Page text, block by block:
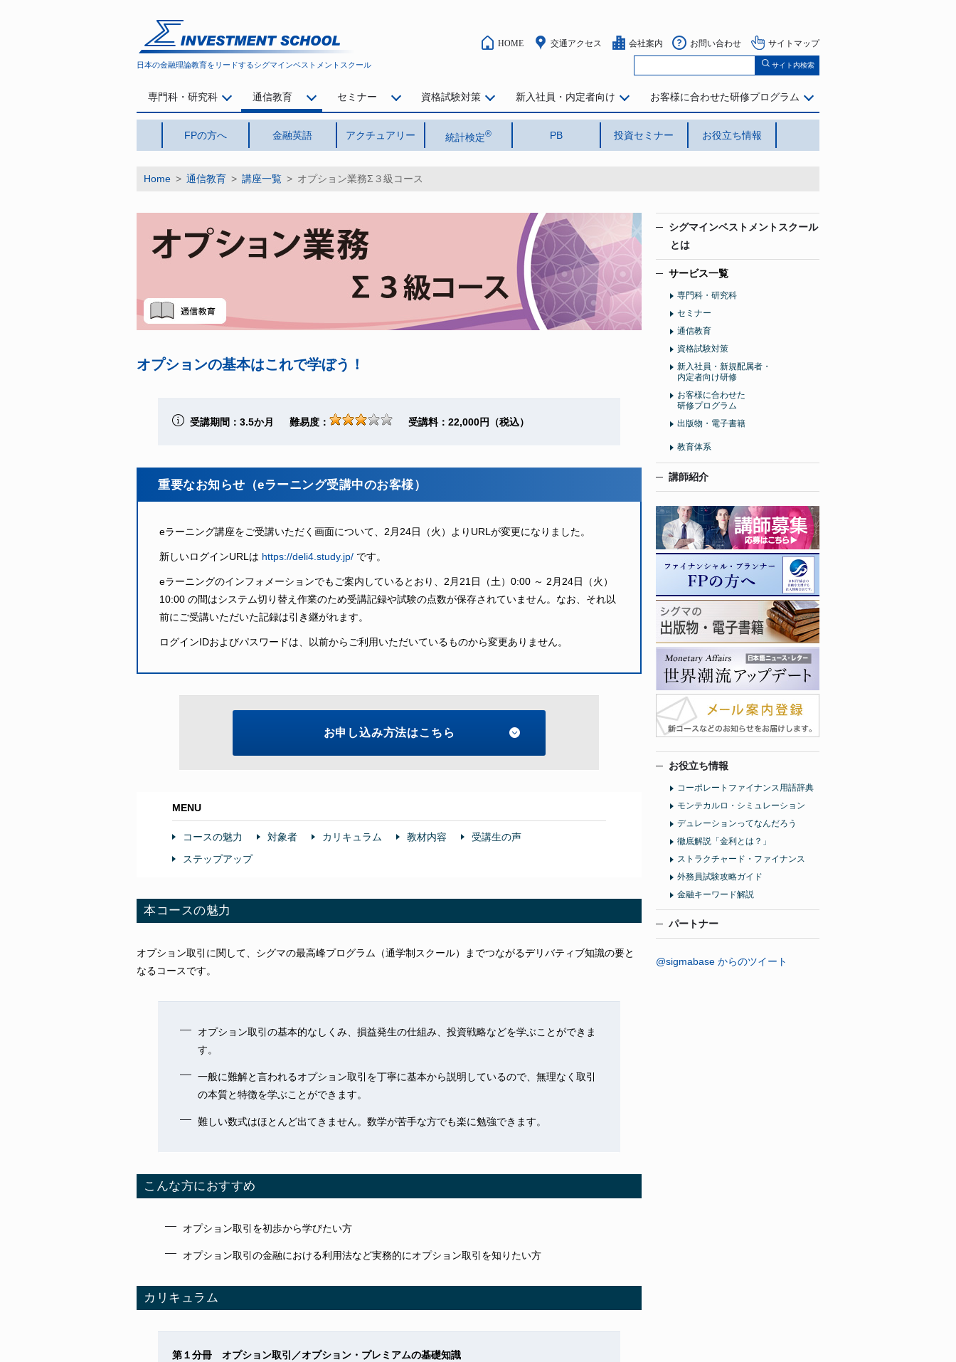
シグマインベストメント スクール
日本の金融理論教育をリードするシグマインベストメントスクール
FPの方へ 金融英語 アクチュアリー 統計検定® PB 投資セミナー お役立ち情報
サイト内検索
専門科・研究科 通信教育 セミナー 資格試験対策 新入社員・内定者向け お客様に合わせた研修プログラム
HOME 交通アクセス 会社案内 お問い合わせ サイトマップ
Home > 通信教育 > 講座一覧 > オプション業務Σ３級コース
オプションの基本はこれで学ぼう！
受講期間：3.5か月 難易度： 受講料：22,000円（税込）
重要なお知らせ（eラーニング受講中のお客様）
eラーニング講座をご受講いただく画面について、2月24日（火）よりURLが変更になりました。
新しいログインURLは https://deli4.study.jp/ です。
eラーニングのインフォメーションでもご案内しているとおり、2月21日（土）0:00 ～ 2月24日（火）
10:00 の間はシステム切り替え作業のため受講記録や試験の点数が保存されていません。なお、それ以
前にご受講いただいた記録は引き継がれます。
ログインIDおよびパスワードは、以前からご利用いただいているものから変更ありません。
お申し込み方法はこちら
MENU
コースの魅力 対象者 カリキュラム 教材内容
受講生の声
ステップアップ
本コースの魅力
オプション取引に関して、シグマの最高峰プログラム（通学制スクール）までつながるデリバティブ知識の要と
なるコースです。
オプション取引の基本的なしくみ、損益発生の仕組み、投資戦略などを学ぶことができま
す。
一般に難解と言われるオプション取引を丁寧に基本から説明しているので、無理なく取引
の本質と特徴を学ぶことができます。
難しい数式はほとんど出てきません。数学が苦手な方でも楽に勉強できます。
こんな方におすすめ
オプション取引を初歩から学びたい方
オプション取引の金融における利用法など実務的にオプション取引を知りたい方
カリキュラム
第１分冊 オプション取引／オプション・プレミアムの基礎知識
シグマインベストメントスクール
とは
サービス一覧
専門科・研究科
セミナー
通信教育
資格試験対策
新入社員・新規配属者・
内定者向け研修
お客様に合わせた
研修プログラム
出版物・電子書籍
教育体系
講師紹介
お役立ち情報
コーポレートファイナンス用語辞典
モンテカルロ・シミュレーション
デュレーションってなんだろう
徹底解説「金利とは？」
ストラクチャード・ファイナンス
外務員試験攻略ガイド
金融キーワード解説
パートナー
@sigmabase からのツイート